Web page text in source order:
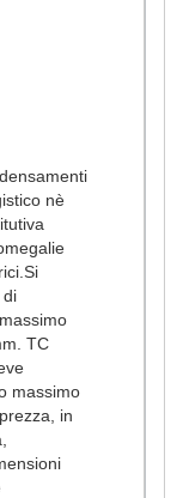
nè
di
TC
massimo
in